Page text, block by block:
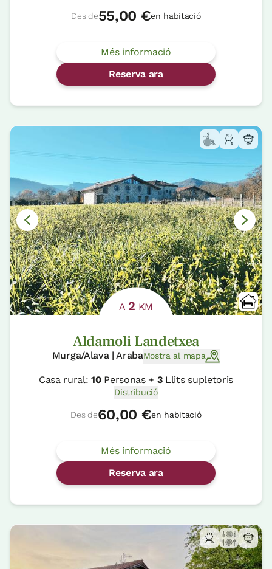
Des de55,00 €en habitació
Més informació
Reserva ara
A 2 KM
Aldamoli Landetxea
Murga/Alava | ArabaMostra al mapa
Casa rural:10Personas + 3Llits supletoris
Distribució
Des de60,00 €en habitació
Més informació
Reserva ara